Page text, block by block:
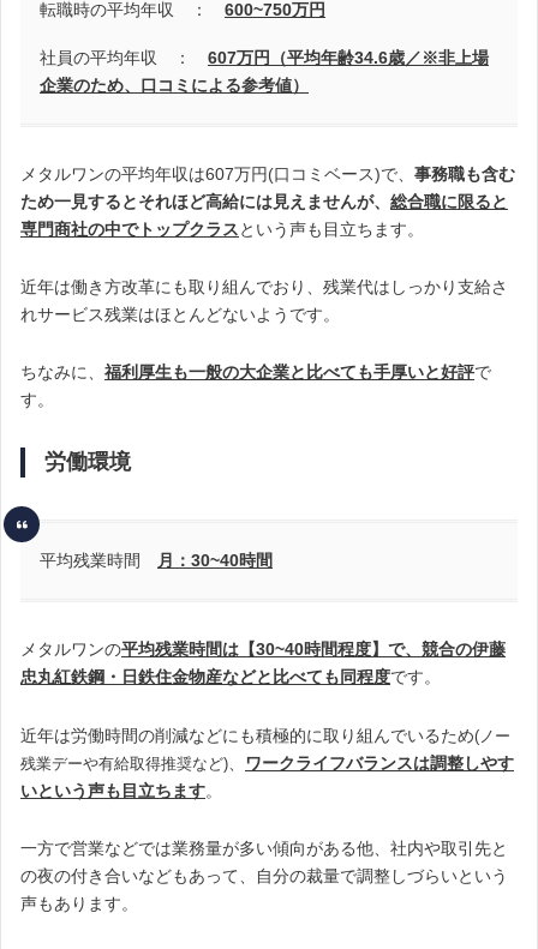
転職時の平均年収 ： 600~750万円
社員の平均年収 ： 607万円（平均年齢34.6歳／※非上場
企業のため、口コミによる参考値）
メタルワンの平均年収は607万円(口コミベース)で、 事務職も含む
ため一見するとそれほど高給には見えませんが、 総合職に限ると
専門商社の中でトップクラスという声も目立ちます。
近年は働き方改革にも取り組んでおり、残業代はしっかり支給さ
れサービス残業はほとんどないようです。
ちなみに、 福利厚生も一般の大企業と比べても手厚いと好評で
す。
労働環境
平均残業時間 月： 30~40時間
メタルワンの平均残業時間は【30~40時間程度】で、競合の伊藤
忠丸紅鉄鋼・日鉄住金物産などと比べても同程度です。
近年は労働時間の削減などにも積極的に取り組んでいるため(ノー
残業デーや有給取得推奨など)
ワークライフバランスは調整しやす
いという声も目立ちます。
一方で営業などでは業務量が多い傾向がある他、社内や取引先と
の夜の付き合いなどもあって、自分の裁量で調整しづらいという
声もあります。